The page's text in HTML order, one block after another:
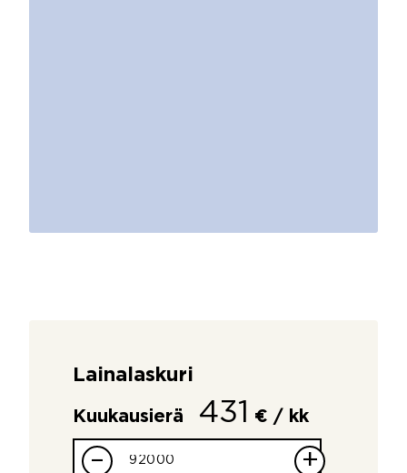
Lainalaskuri
Kuukausierä 431 € / kk
– +